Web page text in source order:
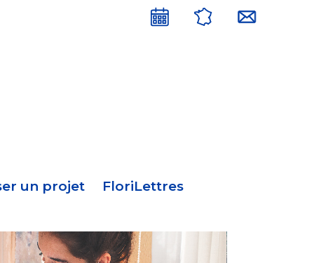
Menu
un projet FloriLettres